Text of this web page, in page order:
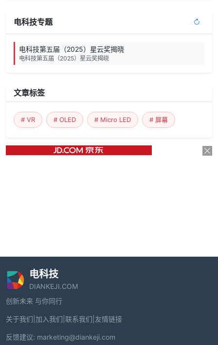
电科技专题
电科技第五届（2025）星云奖揭晓
电科技第五届（2025）星云奖揭晓
文章标签
# VR # OLED # Micro LED # 屏幕
电科技
DIANKEJI.COM
创新未来 与你同行
关于我们 加入我们 联系我们 友情链接
反馈建议: marketing@diankeji.com